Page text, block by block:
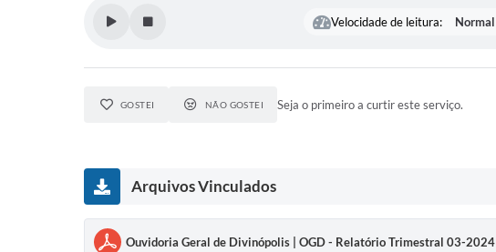
Velocidade de leitura:
GOSTEI NÃO GOSTEI Seja o primeiro a curtir este serviço.
Arquivos Vinculados
Ouvidoria Geral de Divinópolis | OGD - Relatório Trimestral 03-2024